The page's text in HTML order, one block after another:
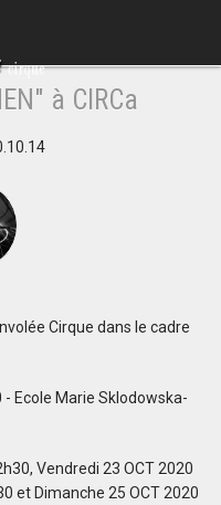
à CIRCa
Cirque dans le cadre
Ecole Marie Sklodowska-
Vendredi 23 OCT 2020
et Dimanche 25 OCT 2020